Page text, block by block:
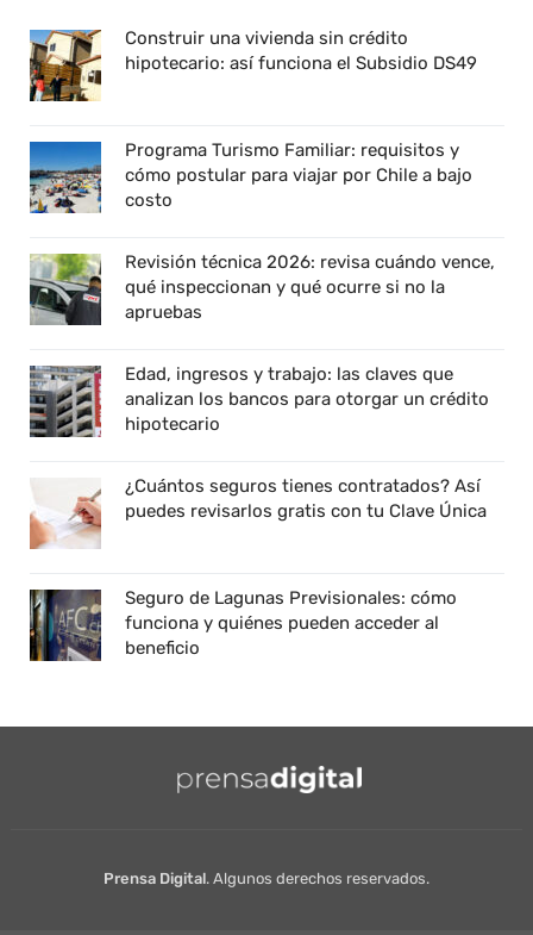
Construir una vivienda sin crédito
hipotecario: así funciona el Subsidio DS49
Programa Turismo Familiar: requisitos y
cómo postular para viajar por Chile a bajo
costo
Revisión técnica 2026: revisa cuándo vence,
qué inspeccionan y qué ocurre si no la
apruebas
Edad, ingresos y trabajo: las claves que
analizan los bancos para otorgar un crédito
hipotecario
¿Cuántos seguros tienes contratados? Así
puedes revisarlos gratis con tu Clave Única
Seguro de Lagunas Previsionales: cómo
funciona y quiénes pueden acceder al
beneficio
Prensa Digital. Algunos derechos reservados.